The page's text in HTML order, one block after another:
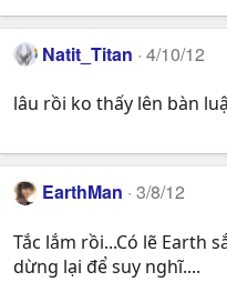
Natit_Titan 4/10/12
lâu rồi ko thấy lên bàn
EarthMan 3/8/12
Tắc lắm rồi...Có lẽ Earth
dừng lại để suy nghĩ....